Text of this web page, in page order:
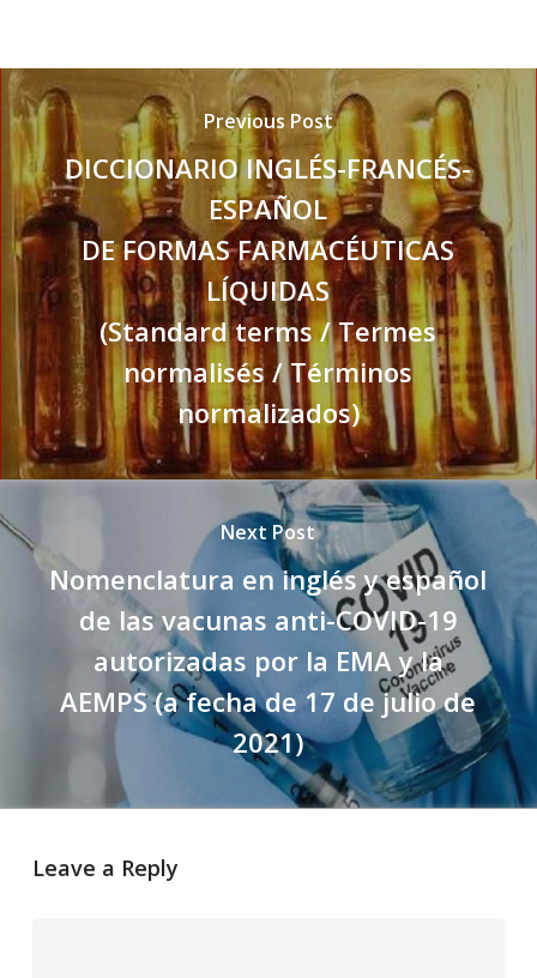
Previous Post
DICCIONARIO INGLÉS-FRANCÉS-
ESPAÑOL
DE FORMAS FARMACÉUTICAS
LÍQUIDAS
(Standard terms / Termes
normalisés / Términos
normalizados)
Next Post
Nomenclatura en inglés y español
de las vacunas anti-COVID-19
autorizadas por la EMA y la
AEMPS (a fecha de 17 de julio de
2021)
Leave a Reply